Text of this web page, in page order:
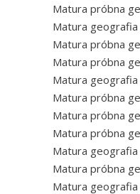
Matura próbna
Matura
Matura próbna
Matura próbna
Matura
Matura próbna
Matura próbna
Matura próbna
Matura geografia
Matura próbna
Matura